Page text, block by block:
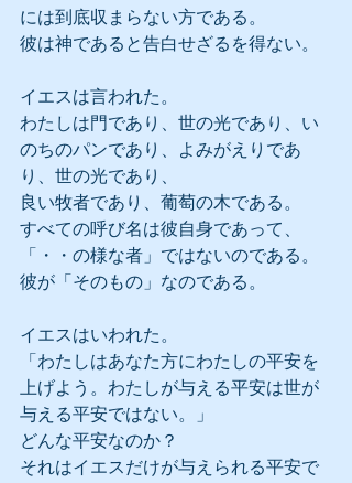
には到底収まらない方である。
彼は神であると告白せざるを得ない。
イエスは言われた。
わたしは門であり、世の光であり、い
のちのパンであり、よみがえりであ
り、世の光であり、
良い牧者であり、葡萄の木である。
すべての呼び名は彼自身であって、
「・・の様な者」ではないのである。
彼が「そのもの」なのである。
イエスはいわれた。
「わたしはあなた方にわたしの平安を
上げよう。わたしが与える平安は世が
与える平安ではない。」
どんな平安なのか？
それはイエスだけが与えられる平安で